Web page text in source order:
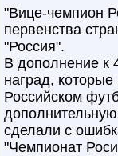
"Вице-чемпион
первенства
"Россия".
В дополнение к
наград,
Российском
сделали с
"Чемпионат